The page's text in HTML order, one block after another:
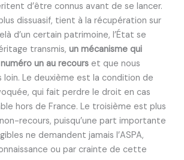
d’être connus avant de se lancer.
dissuasif, tient à la récupération sur
d’un certain patrimoine, l’État se
transmis,un mécanisme qui
un au recours et que nous
loin. Le deuxième est la condition de
qui fait perdre le droit en cas
hors de France. Le troisième est plus
recours, puisqu’une part importante
ne demandent jamais l’ASPA,
ou par crainte de cette